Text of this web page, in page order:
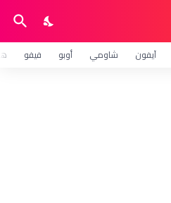
آيفون شاومي أوبو فيفو